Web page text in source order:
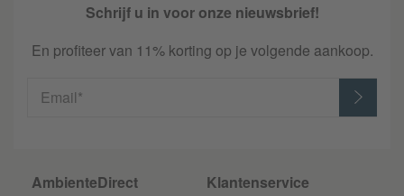
Schrijf u in voor onze nieuwsbrief!
En profiteer van 11% korting op je volgende aankoop.
Email*
AmbienteDirect
Klantenservice